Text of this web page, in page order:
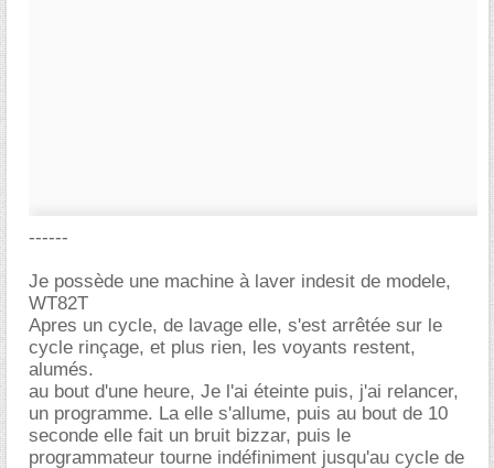
------
Je possède une machine à laver indesit de modele,
WT82T
Apres un cycle, de lavage elle, s'est arrêtée sur le
cycle rinçage, et plus rien, les voyants restent,
alumés.
au bout d'une heure, Je l'ai éteinte puis, j'ai relancer,
un programme. La elle s'allume, puis au bout de 10
seconde elle fait un bruit bizzar, puis le
programmateur tourne indéfiniment jusqu'au cycle de